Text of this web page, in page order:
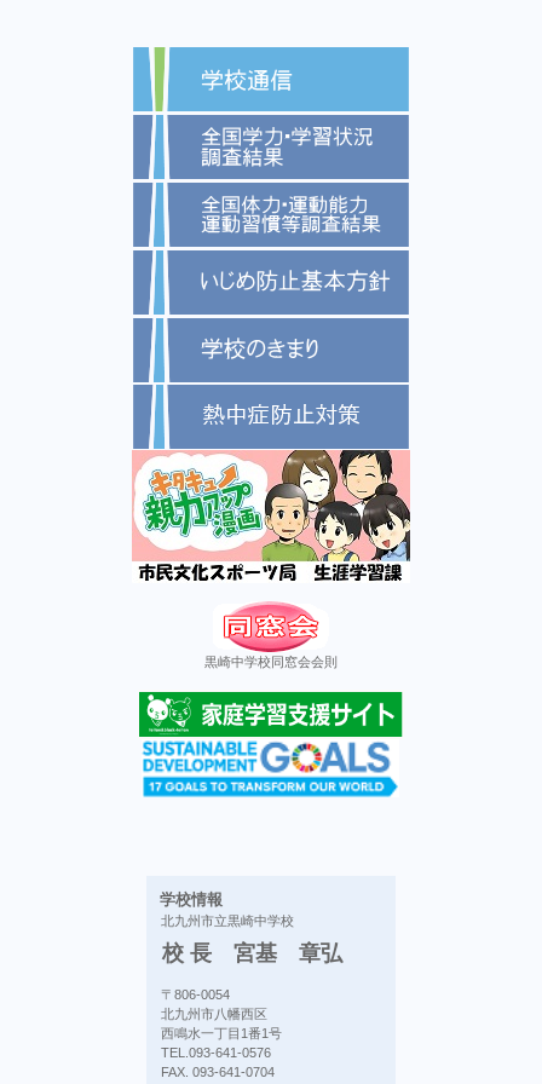
黒崎中学校同窓会会則
学校情報
北九州市立黒崎中学校
校 長 宮基 章弘
〒806-0054
北九州市八幡西区
西鳴水一丁目1番1号
TEL.093-641-0576
FAX. 093-641-0704